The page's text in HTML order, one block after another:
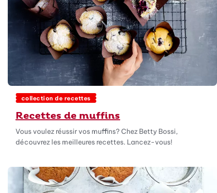
collection de recettes
Recettes de muffins
Vous voulez réussir vos muffins? Chez Betty Bossi,
découvrez les meilleures recettes. Lancez-vous!